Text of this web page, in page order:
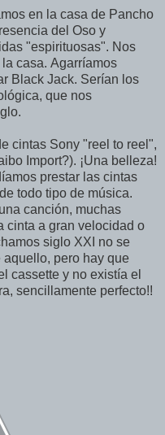
en la casa de Pancho
del Oso y
"espirituosas". Nos
casa. Agarríamos
Black Jack. Serían los
que nos
cintas Sony "reel to reel",
Import?). ¡Una belleza!
prestar las cintas
todo tipo de música.
canción, muchas
cinta a gran velocidad o
siglo XXI no se
pero hay que
cassette y no existía el
sencillamente perfecto!!